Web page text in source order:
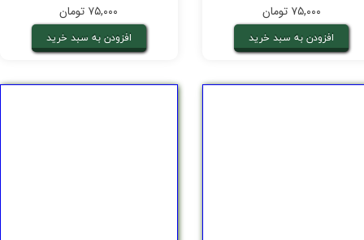
۷۵,۰۰۰ تومان
افزودن به سبد خرید
۷۵,۰۰۰ تومان
افزودن به سبد خرید